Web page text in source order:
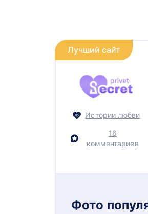
Лучший сайт
Истории любви
16
комментариев
Фото